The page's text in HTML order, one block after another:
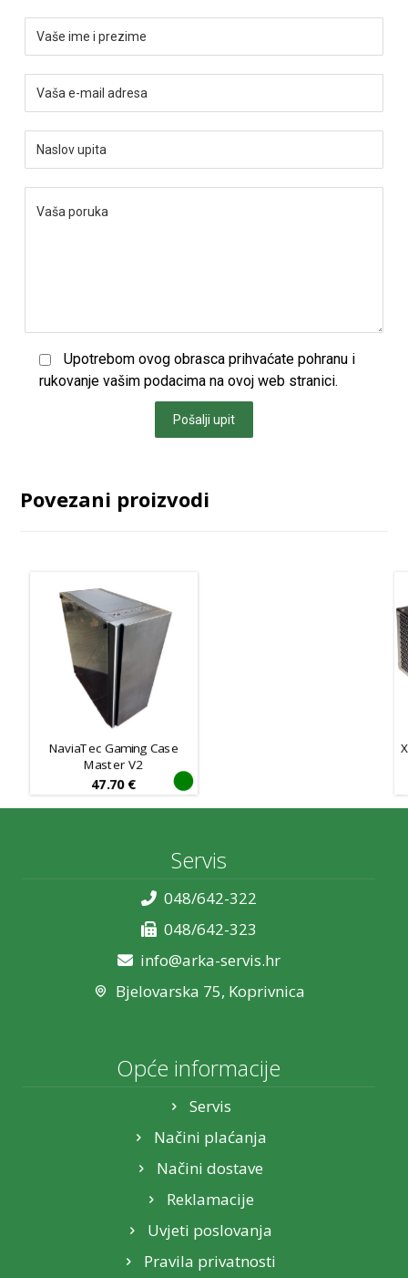
Upotrebom ovog obrasca prihvaćate pohranu i
rukovanje vašim podacima na ovoj web stranici.
Pošalji upit
Povezani proizvodi
NaviaTec Gaming Case
Master V2
47.70 €
Servis
048/642-322
048/642-323
info@arka-servis.hr
Bjelovarska 75, Koprivnica
Opće informacije
Servis
Načini plaćanja
Načini dostave
Reklamacije
Uvjeti poslovanja
Pravila privatnosti